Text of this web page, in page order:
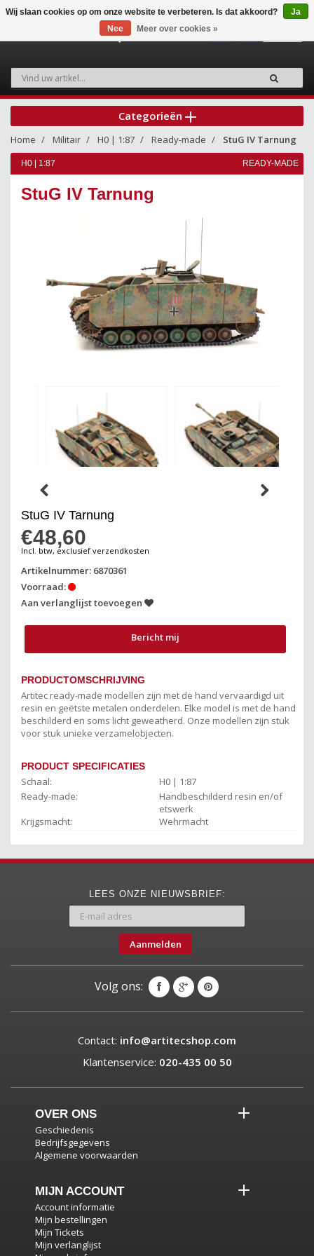
Categorieën
Home Militair H0 | 1:87 Ready-made StuG IV Tarnung
H0 | 1:87 READY-MADE
StuG IV Tarnung
StuG IV Tarnung
€48,60
Incl. btw, exclusief verzendkosten
Artikelnummer: 6870361
Voorraad:
Aan verlanglijst toevoegen
Bericht mij
PRODUCTOMSCHRIJVING
Artitec ready-made modellen zijn met de hand vervaardigd uit
resin en geëtste metalen onderdelen. Elke model is met de hand
beschilderd en soms licht geweatherd. Onze modellen zijn stuk
voor stuk unieke verzamelobjecten.
PRODUCT SPECIFICATIES
Schaal:
H0 | 1:87
Ready-made:
Handbeschilderd resin en/of
etswerk
Krijgsmacht:
Wehrmacht
LEES ONZE NIEUWSBRIEF:
Aanmelden
Volg ons:
Contact: info@artitecshop.com
Klantenservice: 020-435 00 50
OVER ONS
Geschiedenis
Bedrijfsgegevens
Algemene voorwaarden
MIJN ACCOUNT
Account informatie
Mijn bestellingen
Mijn Tickets
Mijn verlanglijst
Wij slaan cookies op om onze website te verbeteren. Is dat akkoord?
Ja
Nee
Meer over cookies »